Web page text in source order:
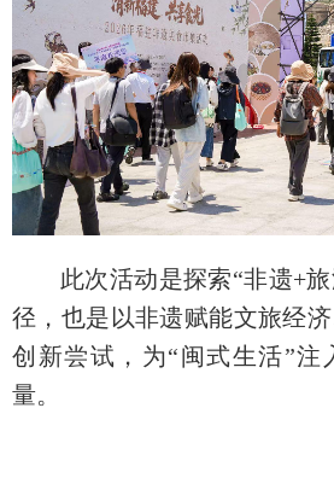
此次活动是探索“非遗+
径，也是以非遗赋能文旅经
创新尝试，为“闽式生活”注
量。